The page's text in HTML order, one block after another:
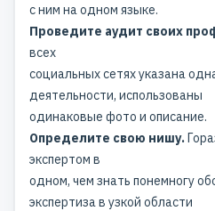
с ним на одном языке.
Проведите аудит своих
всех
социальных сетях указана
деятельности, использованы
одинаковые фото и описание.
Определите свою нишу.
экспертом в
одном, чем знать понемногу
экспертиза в узкой области